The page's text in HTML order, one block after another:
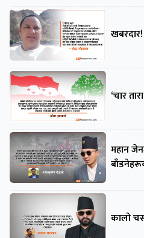
‘चार
महान
कालो